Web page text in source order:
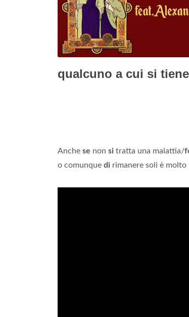
qualcuno a cui si
Anche se non si tratta una malattia/
o comunque di rimanere soli è molto